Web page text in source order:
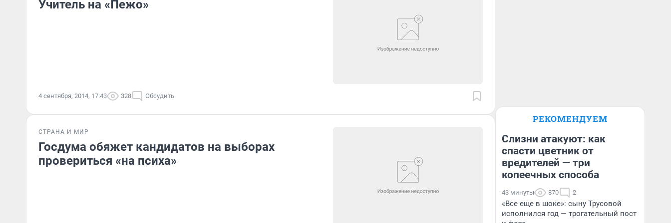
Учитель на «Пежо»
4 сентября, 2014, 17:43 328 Обсудить
СТРАНА И МИР
Госдума обяжет кандидатов на выборах
провериться «на психа»
РЕКОМЕНДУЕМ
Слизни атакуют: как
спасти цветник от
вредителей — три
копеечных способа
43 минуты 870 2
«Все еще в шоке»: сыну Трусовой
исполнился год — трогательный пост